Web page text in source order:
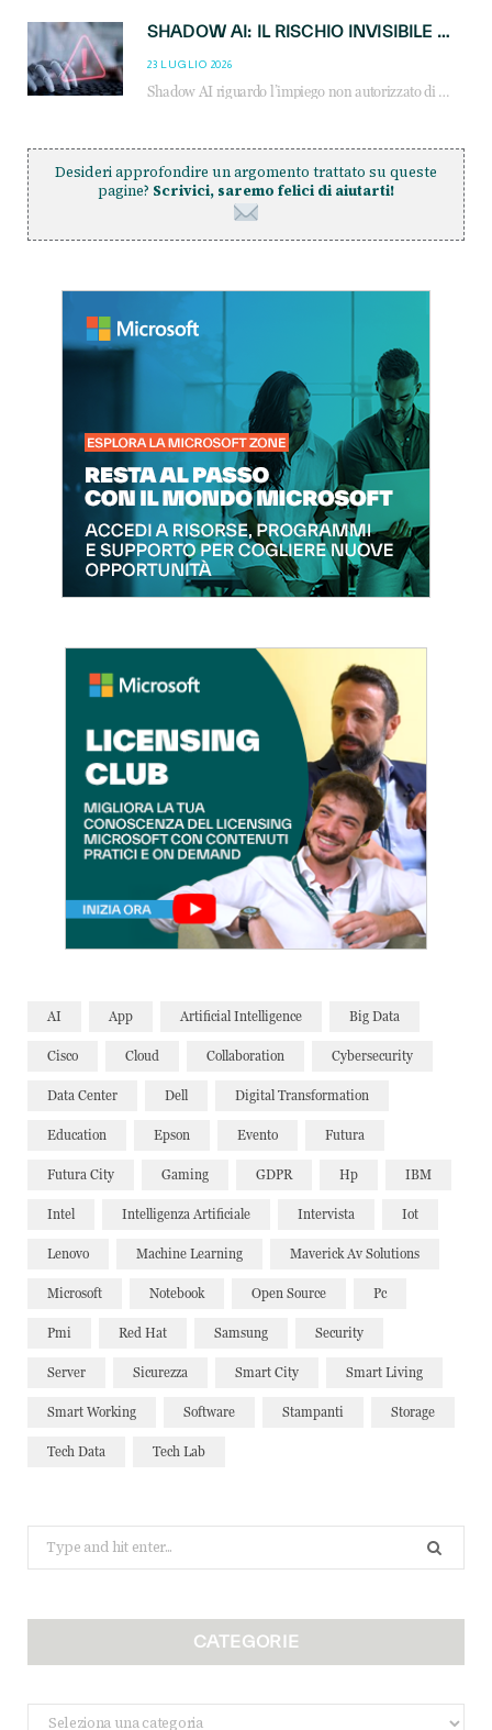
SHADOW AI: IL RISCHIO INVISIBILE CHE LE AZIENDE POSSONO GOVERNARE
23 LUGLIO 2026
Shadow AI riguardo l’impiego non autorizzato di sistemi AI all’interno dell’azienda. E’ una pratica che si diffonde a partire dai dipendenti fino ai dirigenti e mette a repentaglio la cybersecurity, con costi più elevati per le organizzazioni. Due recenti report illustrano il fenomeno e forniscono dati in merito
Desideri approfondire un argomento trattato su queste
pagine? Scrivici, saremo felici di aiutarti!
AI App Artificial Intelligence Big Data
Cisco Cloud Collaboration Cybersecurity
Data Center Dell Digital Transformation
Education Epson Evento Futura
Futura City Gaming GDPR Hp IBM
Intel Intelligenza Artificiale Intervista Iot
Lenovo Machine Learning Maverick Av Solutions
Microsoft Notebook Open Source Pc
Pmi Red Hat Samsung Security
Server Sicurezza Smart City Smart Living
Smart Working Software Stampanti Storage
Tech Data Tech Lab
Search
for:
CATEGORIE
Categorie